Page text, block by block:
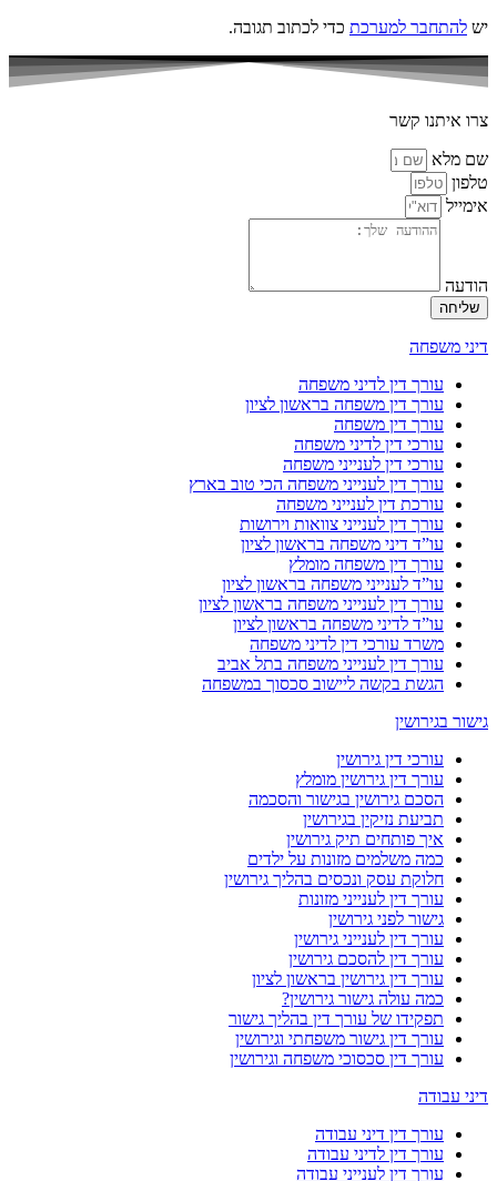
יש להתחבר למערכת כדי לכתוב תגובה.
צרו איתנו קשר
שם מלא
טלפון
אימייל
הודעה
שליחה
דיני משפחה
עורך דין לדיני משפחה
עורך דין משפחה בראשון לציון
עורך דין משפחה
עורכי דין לדיני משפחה
עורכי דין לענייני משפחה
עורך דין לענייני משפחה הכי טוב בארץ
עורכת דין לענייני משפחה
עורך דין לענייני צוואות וירושות
עו”ד דיני משפחה בראשון לציון
עורך דין משפחה מומלץ
עו”ד לענייני משפחה בראשון לציון
עורך דין לענייני משפחה בראשון לציון
עו”ד לדיני משפחה בראשון לציון
משרד עורכי דין לדיני משפחה
עורך דין לענייני משפחה בתל אביב
הגשת בקשה ליישוב סכסוך במשפחה
גישור בגירושין
עורכי דין גירושין
עורך דין גירושין מומלץ
הסכם גירושין בגישור והסכמה
תביעת נזיקין בגירושין
איך פותחים תיק גירושין
כמה משלמים מזונות על ילדים
חלוקת עסק ונכסים בהליך גירושין
עורך דין לענייני מזונות
גישור לפני גירושין
עורך דין לענייני גירושין
עורך דין להסכם גירושין
עורך דין גירושין בראשון לציון
כמה עולה גישור גירושין?
תפקידו של עורך דין בהליך גישור
עורך דין גישור משפחתי וגירושין
עורך דין סכסוכי משפחה וגירושין
דיני עבודה
עורך דין דיני עבודה
עורך דין לדיני עבודה
עורך דין לענייני עבודה